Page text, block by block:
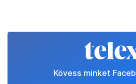
Kövess minket